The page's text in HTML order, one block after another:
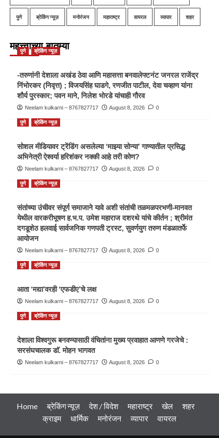
पुणे ब्रेकिंग न्यूज़ मनोरंजन महाराष्ट्र वायरल व्यापार शहर
महत्त्वाच्या बातम्या
पुणे ब्रेकिंग न्यूज़
-तरुणांनी देशाला अखंड ठेवा आणि महासत्ता बनवालेफ्टनंट जनरल राजेंद्र
निंभोरकर (निवृत्त) ; विजयसिंह घाडगे, रणजीत पाटील, देवा चव्हाण यांना
शौर्य पुरस्कार; पवन माने, निलेश भोरडे यांचाही गौरव
Neelam kulkarni – 8767827717 August 8, 2026 0
पुणे ब्रेकिंग न्यूज़
सोशल मीडियावर ट्रेंडिंग असलेल्या ‘माझ्या सोन्या’ गाण्यातील प्रसिद्ध
अभिनेत्री ऐश्वर्या हरिशंकर नक्की आहे तरी कोण?
Neelam kulkarni – 8767827717 August 8, 2026 0
पुणे ब्रेकिंग न्यूज़
संतांच्या उंचीवर संपूर्ण समाजाने यावे अशी संतांची तळमळपरभणी-मानवत
येथील वारकरीभूषण ह.भ.प. उमेश महाराज दशरथे यांचे कीर्तन ; श्रीमंत
दगडूशेठ हलवाई सार्वजनिक गणपती ट्रस्ट, सुवर्णयुग तरुण मंडळातर्फे
आयोजन
Neelam kulkarni – 8767827717 August 8, 2026 0
पुणे ब्रेकिंग न्यूज़
आता ‘मद्या’वरही ‘एफडीए’चे लक्ष
Neelam kulkarni – 8767827717 August 8, 2026 0
पुणे ब्रेकिंग न्यूज़
देशाला विश्वगुरू बनवण्यासाठी वंचितांना मुख्य प्रवाहात आणणे गरजेचे :
सरसंघचालक डाॅ. मोहन भागवत
Neelam kulkarni – 8767827717 August 8, 2026 0
Home ब्रेकिंग न्यूज़ देश / विदेश महाराष्ट्र खेल
शहर
क्राइम
धार्मिक मनोरंजन व्यापार वायरल